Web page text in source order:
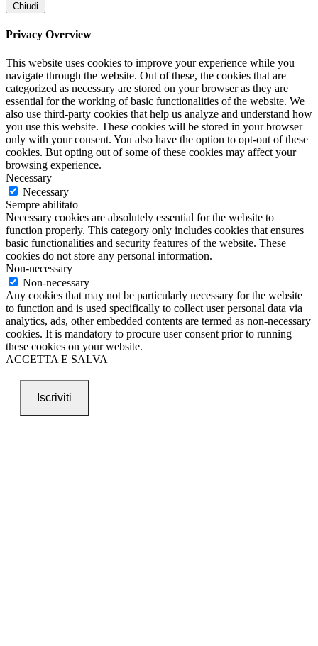
Chiudi
Privacy Overview
This website uses cookies to improve your experience while you
navigate through the website. Out of these, the cookies that are
categorized as necessary are stored on your browser as they are
essential for the working of basic functionalities of the website. We
also use third-party cookies that help us analyze and understand how
you use this website. These cookies will be stored in your browser
only with your consent. You also have the option to opt-out of these
cookies. But opting out of some of these cookies may affect your
browsing experience.
Necessary
Necessary
Sempre abilitato
Necessary cookies are absolutely essential for the website to
function properly. This category only includes cookies that ensures
basic functionalities and security features of the website. These
cookies do not store any personal information.
Non-necessary
Non-necessary
Any cookies that may not be particularly necessary for the website
to function and is used specifically to collect user personal data via
analytics, ads, other embedded contents are termed as non-necessary
cookies. It is mandatory to procure user consent prior to running
these cookies on your website.
ACCETTA E SALVA
Iscriviti